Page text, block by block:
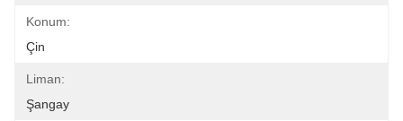
Konum:
Çin
Liman:
Şangay